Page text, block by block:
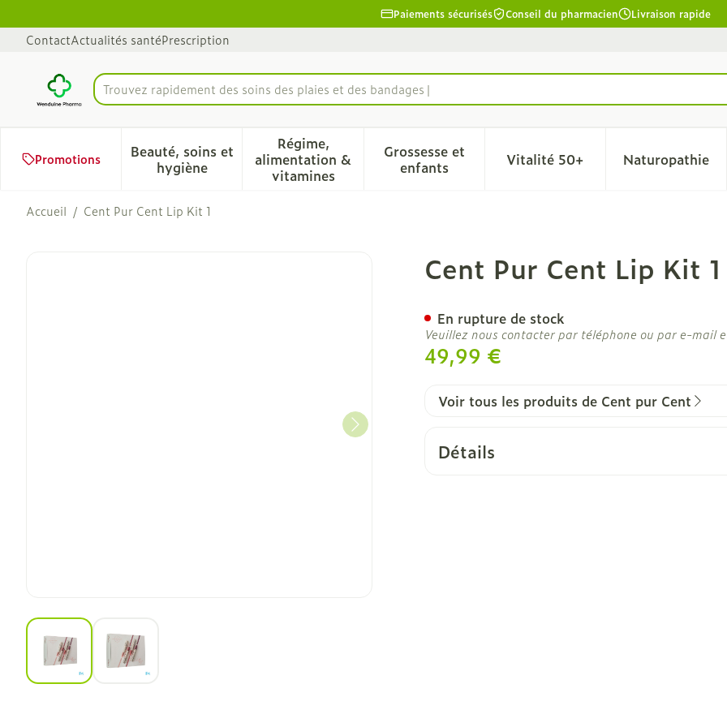
Paiements sécurisés Conseil du pharmacien Livraison rapide
ContactActualités santéPrescription
Rechercher
Trouvez rapidement des soins des plaies et des bandages
Promotions
Beauté, soins et
hygièneAfficher le sous-menu pour la catégorie Beauté, soins et hygiène
Régime,
alimentation &
vitaminesAfficher le sous-menu pour la catégorie Régime, alimentation &
Grossesse et
enfantsAfficher le sous-menu pour la catégorie
Vitalité 50+Afficher le sous-menu pour
Naturopathie
Afficher
Accueil / Cent Pur Cent Lip Kit 1
View larger image
Cent Pur Cent Lip Kit 1
49,99 €
En rupture de stock
Veuillez nous contacter par téléphone ou par e-mail
Voir tous les produits de Cent pur Cent
Détails